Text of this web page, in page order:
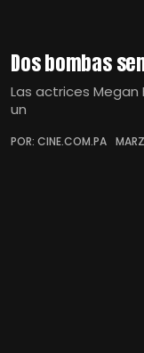
Dos bombas
Las actrices Megan
un
POR: CINE.COM.PA